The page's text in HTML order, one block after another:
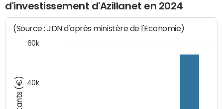
d'investissement d'Azillanet en 2024
(Source : JDN d'après ministère de l'Economie)
40k
60k